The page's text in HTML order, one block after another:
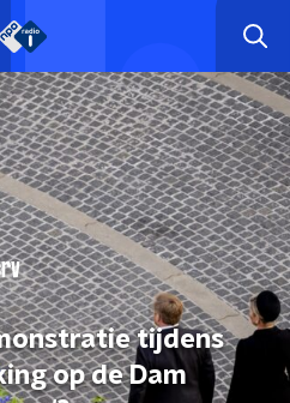
tijdens
op de Dam